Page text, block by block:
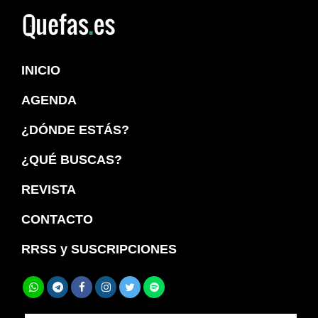
navegación
principal
principal
INICIO
AGENDA
¿DÓNDE ESTÁS?
¿QUÉ BUSCAS?
REVISTA
CONTACTO
RRSS y SUSCRIPCIONES